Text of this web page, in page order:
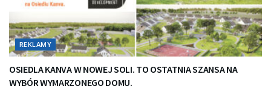
REKLAMY
OSIEDLA KANVA W NOWEJ SOLI. TO OSTATNIA SZANSA NA
WYBÓR WYMARZONEGO DOMU.